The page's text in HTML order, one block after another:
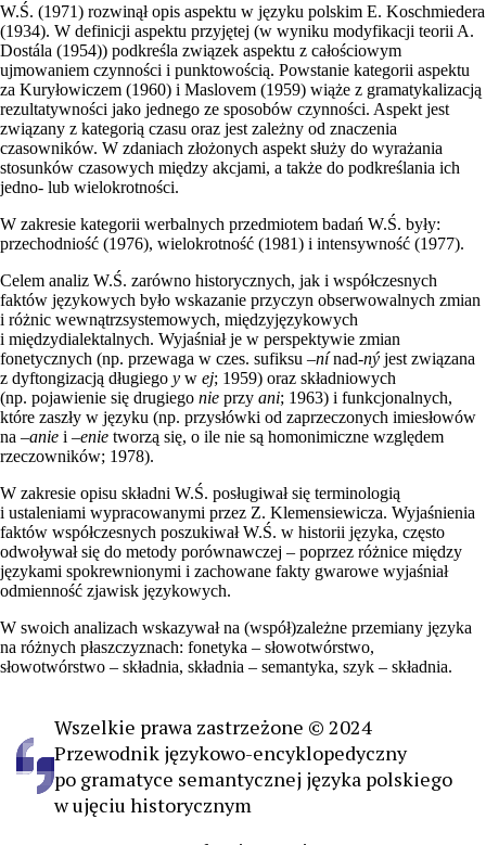
W.Ś. (1971) rozwinął opis aspektu w języku polskim E. Koschmiedera
(1934). W definicji aspektu przyjętej (w wyniku modyfikacji teorii A.
Dostála (1954)) podkreśla związek aspektu z całościowym
ujmowaniem czynności i punktowością. Powstanie kategorii aspektu
za Kuryłowiczem (1960) i Maslovem (1959) wiąże z gramatykalizacją
rezultatywności jako jednego ze sposobów czynności. Aspekt jest
związany z kategorią czasu oraz jest zależny od znaczenia
czasowników. W zdaniach złożonych aspekt służy do wyrażania
stosunków czasowych między akcjami, a także do podkreślania ich
jedno- lub wielokrotności.
W zakresie kategorii werbalnych przedmiotem badań W.Ś. były:
przechodniość (1976), wielokrotność (1981) i intensywność (1977).
Celem analiz W.Ś. zarówno historycznych, jak i współczesnych
faktów językowych było wskazanie przyczyn obserwowalnych zmian
i różnic wewnątrzsystemowych, międzyjęzykowych
i międzydialektalnych. Wyjaśniał je w perspektywie zmian
fonetycznych (np. przewaga w czes. sufiksu –nínad-ný jest związana
z dyftongizacją długiego y w ej; 1959) oraz składniowych
(np. pojawienie się drugiego nie przy ani; 1963) i funkcjonalnych,
które zaszły w języku (np. przysłówki od zaprzeczonych imiesłowów
na –anie i –enie tworzą się, o ile nie są homonimiczne względem
rzeczowników; 1978).
W zakresie opisu składni W.Ś. posługiwał się terminologią
i ustaleniami wypracowanymi przez Z. Klemensiewicza. Wyjaśnienia
faktów współczesnych poszukiwał W.Ś. w historii języka, często
odwoływał się do metody porównawczej – poprzez różnice między
językami spokrewnionymi i zachowane fakty gwarowe wyjaśniał
odmienność zjawisk językowych.
W swoich analizach wskazywał na (współ)zależne przemiany języka
na różnych płaszczyznach: fonetyka – słowotwórstwo,
słowotwórstwo – składnia, składnia – semantyka, szyk – składnia.
Wszelkie prawa zastrzeżone © 2024
Przewodnik językowo-encyklopedyczny
po gramatyce semantycznej języka polskiego
w ujęciu historycznym